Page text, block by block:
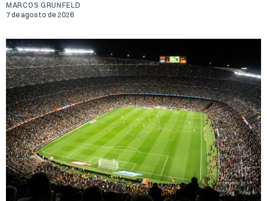
MARCOS GRUNFELD
7 de agosto de 2026